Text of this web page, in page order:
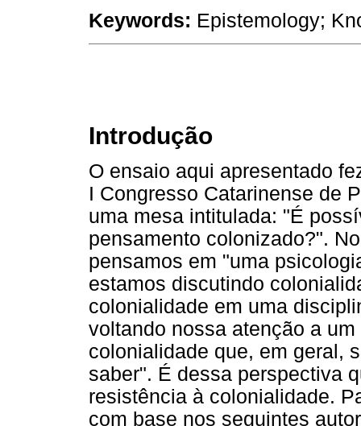
Keywords: Epistemology;
Introdução
O ensaio aqui apresentado
I Congresso Catarinense de
uma mesa intitulada: "É
pensamento colonizado?".
pensamos em "uma
estamos discutindo
colonialidade em uma
voltando nossa atenção a
colonialidade que, em geral,
saber". É dessa perspectiva
resistência à colonialidade.
com base nos seguintes